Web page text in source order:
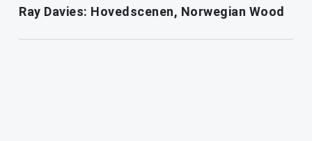
Ray Davies: Hovedscenen, Norwegian Wood